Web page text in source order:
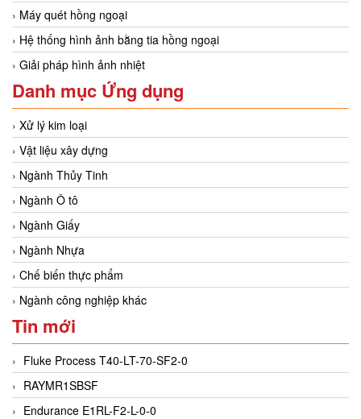
Máy quét hồng ngoại
Hệ thống hình ảnh bằng tia hồng ngoại
Giải pháp hình ảnh nhiệt
Danh mục Ứng dụng
Xử lý kim loại
Vật liệu xây dựng
Ngành Thủy Tinh
Ngành Ô tô
Ngành Giấy
Ngành Nhựa
Chế biến thực phẩm
Ngành công nghiệp khác
Tin mới
Fluke Process T40-LT-70-SF2-0
RAYMR1SBSF
Endurance E1RL-F2-L-0-0